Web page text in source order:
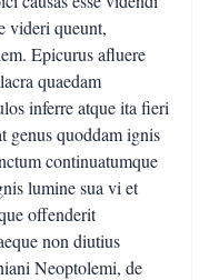
videri queunt,
Epicurus afluere
quaedam
inferre atque ita fieri
genus quoddam ignis
continuatumque
lumine sua vi et
offenderit
non diutius
Neoptolemi, de